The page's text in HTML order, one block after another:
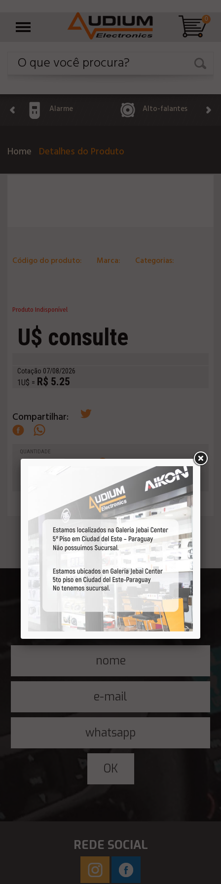
0
Alarme Alto-falantes
Home Detalhes do Produto
Código do produto: Marca: Categorias:
Produto Indisponível
U$ consulte
Cotação 07/08/2026
1U$ = R$ 5.25
Compartilhar:
QUANTIDADE
+ Adicionar
ao orçamento
Receba por primeiro
nossas ofertas
REDE SOCIAL